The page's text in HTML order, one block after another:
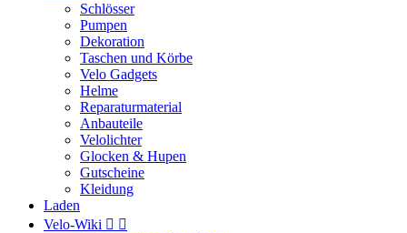
Schlösser
Pumpen
Dekoration
Taschen und Körbe
Velo Gadgets
Helme
Reparaturmaterial
Anbauteile
Velolichter
Glocken & Hupen
Gutscheine
Kleidung
Laden
Velo-Wiki  